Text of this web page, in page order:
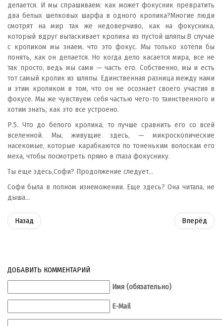
делается. И мы спрашиваем: как может фокусник превратить
два белых шелковых шарфа в одного кролика?Многие люди
смотрят на мир так же недоверчиво, как на фокусника,
который вдруг вытаскивает кролика из пустой шляпы.В случае
с кроликом мы знаем, что это фокус. Мы только хотели бы
понять, как он делается. Но когда дело касается мира, все не
так просто, ведь мы сами — часть его. Собственно, мы и есть
тот самый кролик из шляпы. Единственная разница между нами
и этим кроликом в том, что он не осознает своего участия в
фокусе. Мы же чувствуем себя частью чего-то таинственного и
хотим знать, как это все устроено.
Р.5. Что до белого кролика, то лучше сравнить его со всей
вселенной. Мы, живущие здесь, — микроскопические
насекомые, которые карабкаются по тоненьким волоскам его
меха, чтобы посмотреть прямо в глаза фокуснику.
Ты еще здесь,Софи? Продолжение следует...
Софи была в полном изнеможении. Еще здесь? Она читала, не
дыша...
Назад Вперёд
ДОБАВИТЬ КОММЕНТАРИЙ
Имя (обязательно)
E-Mail